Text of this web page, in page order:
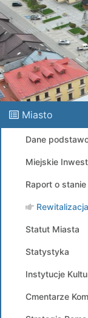
Miasto
Dane
Miejskie
Raport o
Rewitalizacja
Statut Miasta
Statystyka
Instytucje
Cmentarze